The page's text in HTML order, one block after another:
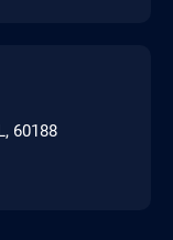
60188